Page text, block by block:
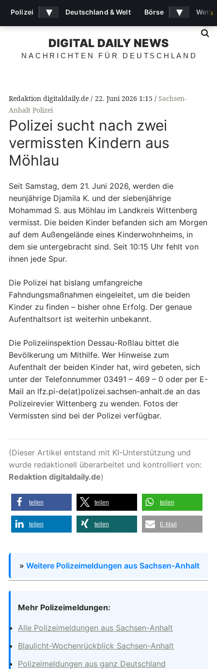
DIGITAL DAILY NEWS
NACHRICHTEN FÜR DEUTSCHLAND
Redaktion digitaldaily.de 22. Juni 2026 1:15
Sachsen-
Anhalt Polizei
Polizei sucht nach zwei
vermissten Kindern aus
Möhlau
Seit Samstag, dem 21. Juni 2026, werden die
neunjährige Djamila K. und der siebenjährige
Mohammad S. aus Möhlau im Landkreis Wittenberg
vermisst. Die beiden Kinder befanden sich am Morgen
auf dem Außengelände eines Kinderwohnheims, in
dem sie untergebracht sind. Seit 10:15 Uhr fehlt von
ihnen jede Spur.
Die Polizei hat bislang umfangreiche
Fahndungsmaßnahmen eingeleitet, um die beiden
Kinder zu finden – bisher ohne Erfolg. Der genaue
Aufenthaltsort ist weiterhin unbekannt.
Die Polizeiinspektion Dessau-Roßlau bittet die
Bevölkerung um Mithilfe. Wer Hinweise zum
Aufenthalt der beiden Kinder hat, wird gebeten, sich
unter der Telefonnummer 03491 – 469 – 0 oder per E-
Mail an lfz.pi-de(at)polizei.sachsen-anhalt.de an das
Polizeirevier Wittenberg zu wenden. Fotos der
Vermissten sind bei der Polizei verfügbar.
(Dieser Artikel entstand mit KI-Unterstützung und
wurde redaktionell überarbeitet und kontrolliert von:
Redaktion digitaldaily.de)
teilen teilen teilen
teilen teilen E-Mail
» Weitere Polizeimeldungen aus Sachsen-Anhalt
Mehr Polizeimeldungen:
Alle Polizeimeldungen aus Sachsen-Anhalt
Blaulicht-Wochenrückblick Sachsen-Anhalt
Polizeimeldungen aus ganz Deutschland
Polizei ▾ Deutschland & Welt Börse ▾ ›